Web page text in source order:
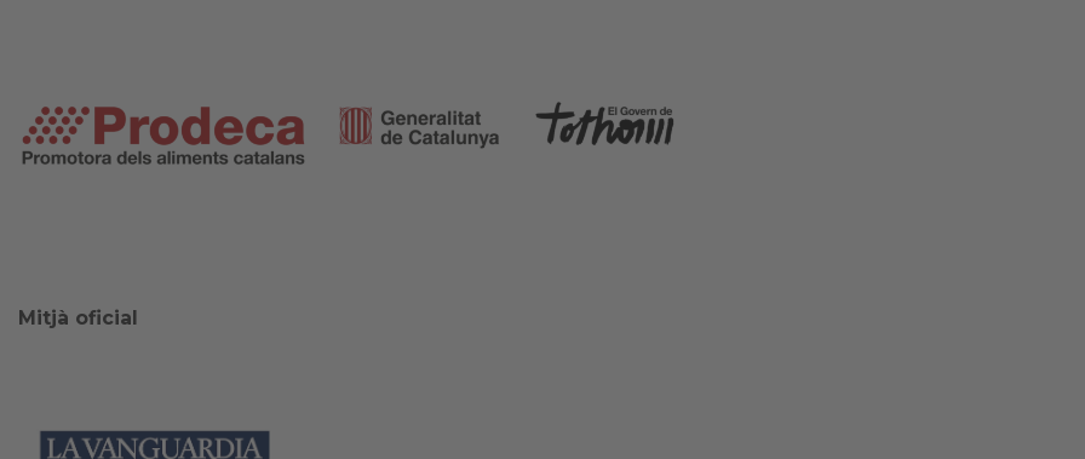
Mitjà oficial